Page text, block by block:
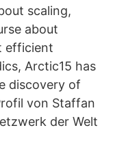
scaling,
about
efficient
Arctic15 has
discovery of
von Staffan
der Welt